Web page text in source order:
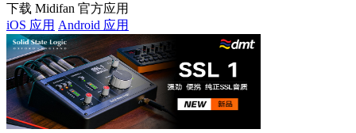
下载 Midifan 官方应用
iOS 应用 Android 应用